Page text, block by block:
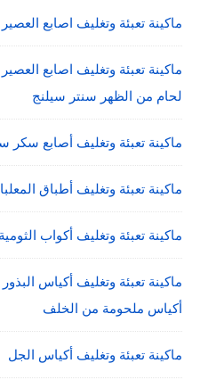
ماكينة تعبئة وتغليف اصابع العصير
لحام من الظهر سنتر سيلنج
ماكينة تعبئة وتغليف أصابع
ماكينة تعبئة وتغليف أطباق
ماكينة تعبئة وتغليف أكواب الثومية
ماكينة تعبئة وتغليف أكياس
أكياس ملحومة من الخلف
ماكينة تعبئة وتغليف أكياس الجل